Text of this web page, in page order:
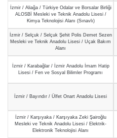
İzmir / Aliağa / Türkiye Odalar ve Borsalar Birliği
ALOSBİ Mesleki ve Teknik Anadolu Lisesi /
Kimya Teknolojisi Alanı (Sınavlı)
İzmir / Selçuk / Selçuk Şehit Polis Demet Sezen
Mesleki ve Teknik Anadolu Lisesi / Uçak Bakım
Alanı
İzmir / Karabağlar / İzmir Anadolu İmam Hatip
Lisesi / Fen ve Sosyal Bilimler Programı
İzmir / Bayındır / Ülfet Onart Anadolu Lisesi
İzmir / Karşıyaka / Karşıyaka Zeki Şairoğlu
Mesleki ve Teknik Anadolu Lisesi / Elektrik-
Elektronik Teknolojisi Alanı